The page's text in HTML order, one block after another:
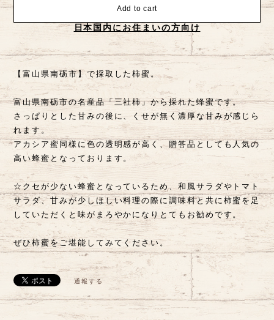
Add to cart
日本国内にお住まいの方向け
【富山県南砺市】で採取した柿蜜。
富山県南砺市の名産品「三社柿」から採れた蜂蜜です。
さっぱりとした甘みの後に、くせが無く濃厚な甘みが感じら
れます。
アカシア蜜同様に色の透明感が高く、贈答品としても人気の
高い蜂蜜となっております。
☆クセが少ない蜂蜜となっているため、和風サラダやトマト
サラダ、甘みが少しほしい料理の際に調味料と共に柿蜜を足
していただくと味がまろやかになりとてもお勧めです。
ぜひ柿蜜をご堪能してみてください。
通報する